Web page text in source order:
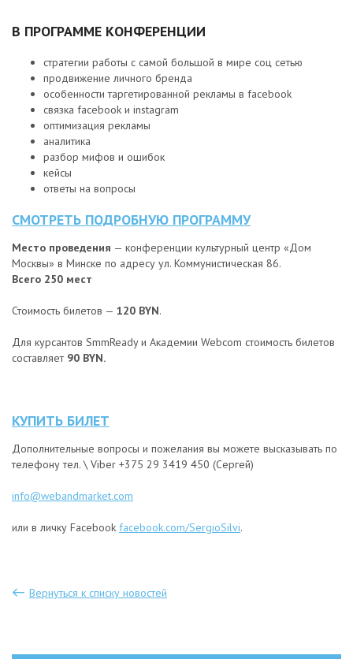
В ПРОГРАММЕ КОНФЕРЕНЦИИ
стратегии работы с самой большой в мире соц сетью
продвижение личного бренда
особенности таргетированной рекламы в facebook
связка facebook и instagram
оптимизация рекламы
аналитика
разбор мифов и ошибок
кейсы
ответы на вопросы
СМОТРЕТЬ ПОДРОБНУЮ ПРОГРАММУ
Место проведения — конференции культурный центр «Дом
Москвы» в Минске по адресу ул. Коммунистическая 86.
Всего 250 мест
Стоимость билетов — 120 BYN.
Для курсантов SmmReady и Академии Webcom стоимость билетов
составляет 90 BYN.
КУПИТЬ БИЛЕТ
Дополнительные вопросы и пожелания вы можете высказывать по
телефону тел. \ Viber +375 29 3419 450 (Сергей)
info@webandmarket.com
или в личку Facebook facebook.com/SergioSilvi.
Вернуться к списку новостей